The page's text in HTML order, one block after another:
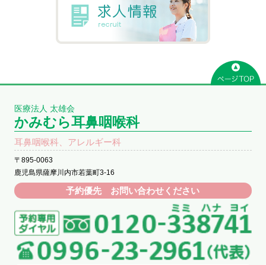
医療法人 太雄会
かみむら耳鼻咽喉科
耳鼻咽喉科、アレルギー科
〒895-0063
鹿児島県薩摩川内市若葉町3-16
予約優先 お問い合わせください